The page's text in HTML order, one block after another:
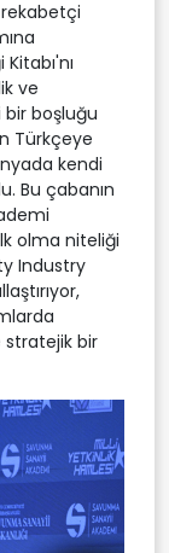
ve
boşluğu
Türkçeye
kendi
Bu çabanın
olma niteliği
Industry
stratejik bir